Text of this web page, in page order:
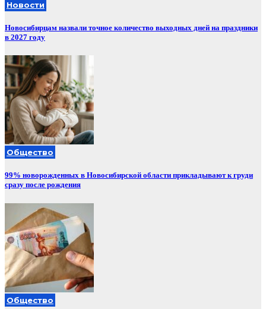
Новости
Новосибирцам назвали точное количество выходных дней на праздники
в 2027 году
Общество
99% новорожденных в Новосибирской области прикладывают к груди
сразу после рождения
Общество